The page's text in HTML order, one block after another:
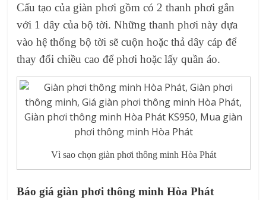
Cấu tạo của giàn phơi gồm có 2 thanh phơi gắn
với 1 dây của bộ tời. Những thanh phơi này dựa
vào hệ thống bộ tời sẽ cuộn hoặc thả dây cáp để
thay đổi chiều cao để phơi hoặc lấy quần áo.
Vì sao chọn giàn phơi thông minh Hòa Phát
Báo giá giàn phơi thông minh Hòa Phát